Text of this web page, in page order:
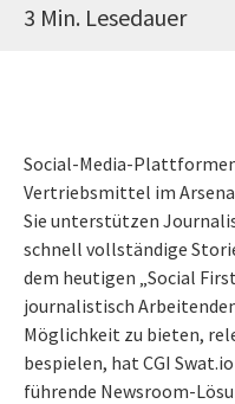
3 Min. Lesedauer
Social-Media-
Vertriebsmittel im
Sie unterstützen
schnell vollständige
dem heutigen „Social
journalistisch
Möglichkeit zu bieten,
bespielen, hat CGI
führende Newsroom-